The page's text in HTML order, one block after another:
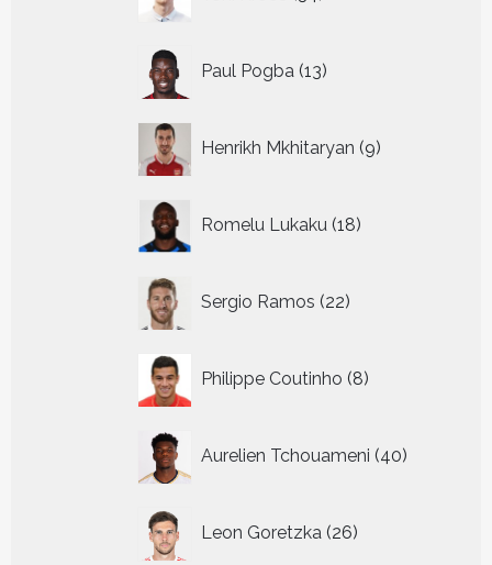
producten
Paul Pogba 13
producten
Henrikh Mkhitaryan 9
producten
Romelu Lukaku 18
producten
Sergio Ramos 22
producten
Philippe Coutinho 8
producten
Aurelien Tchouameni 40
producten
Leon Goretzka 26
producten